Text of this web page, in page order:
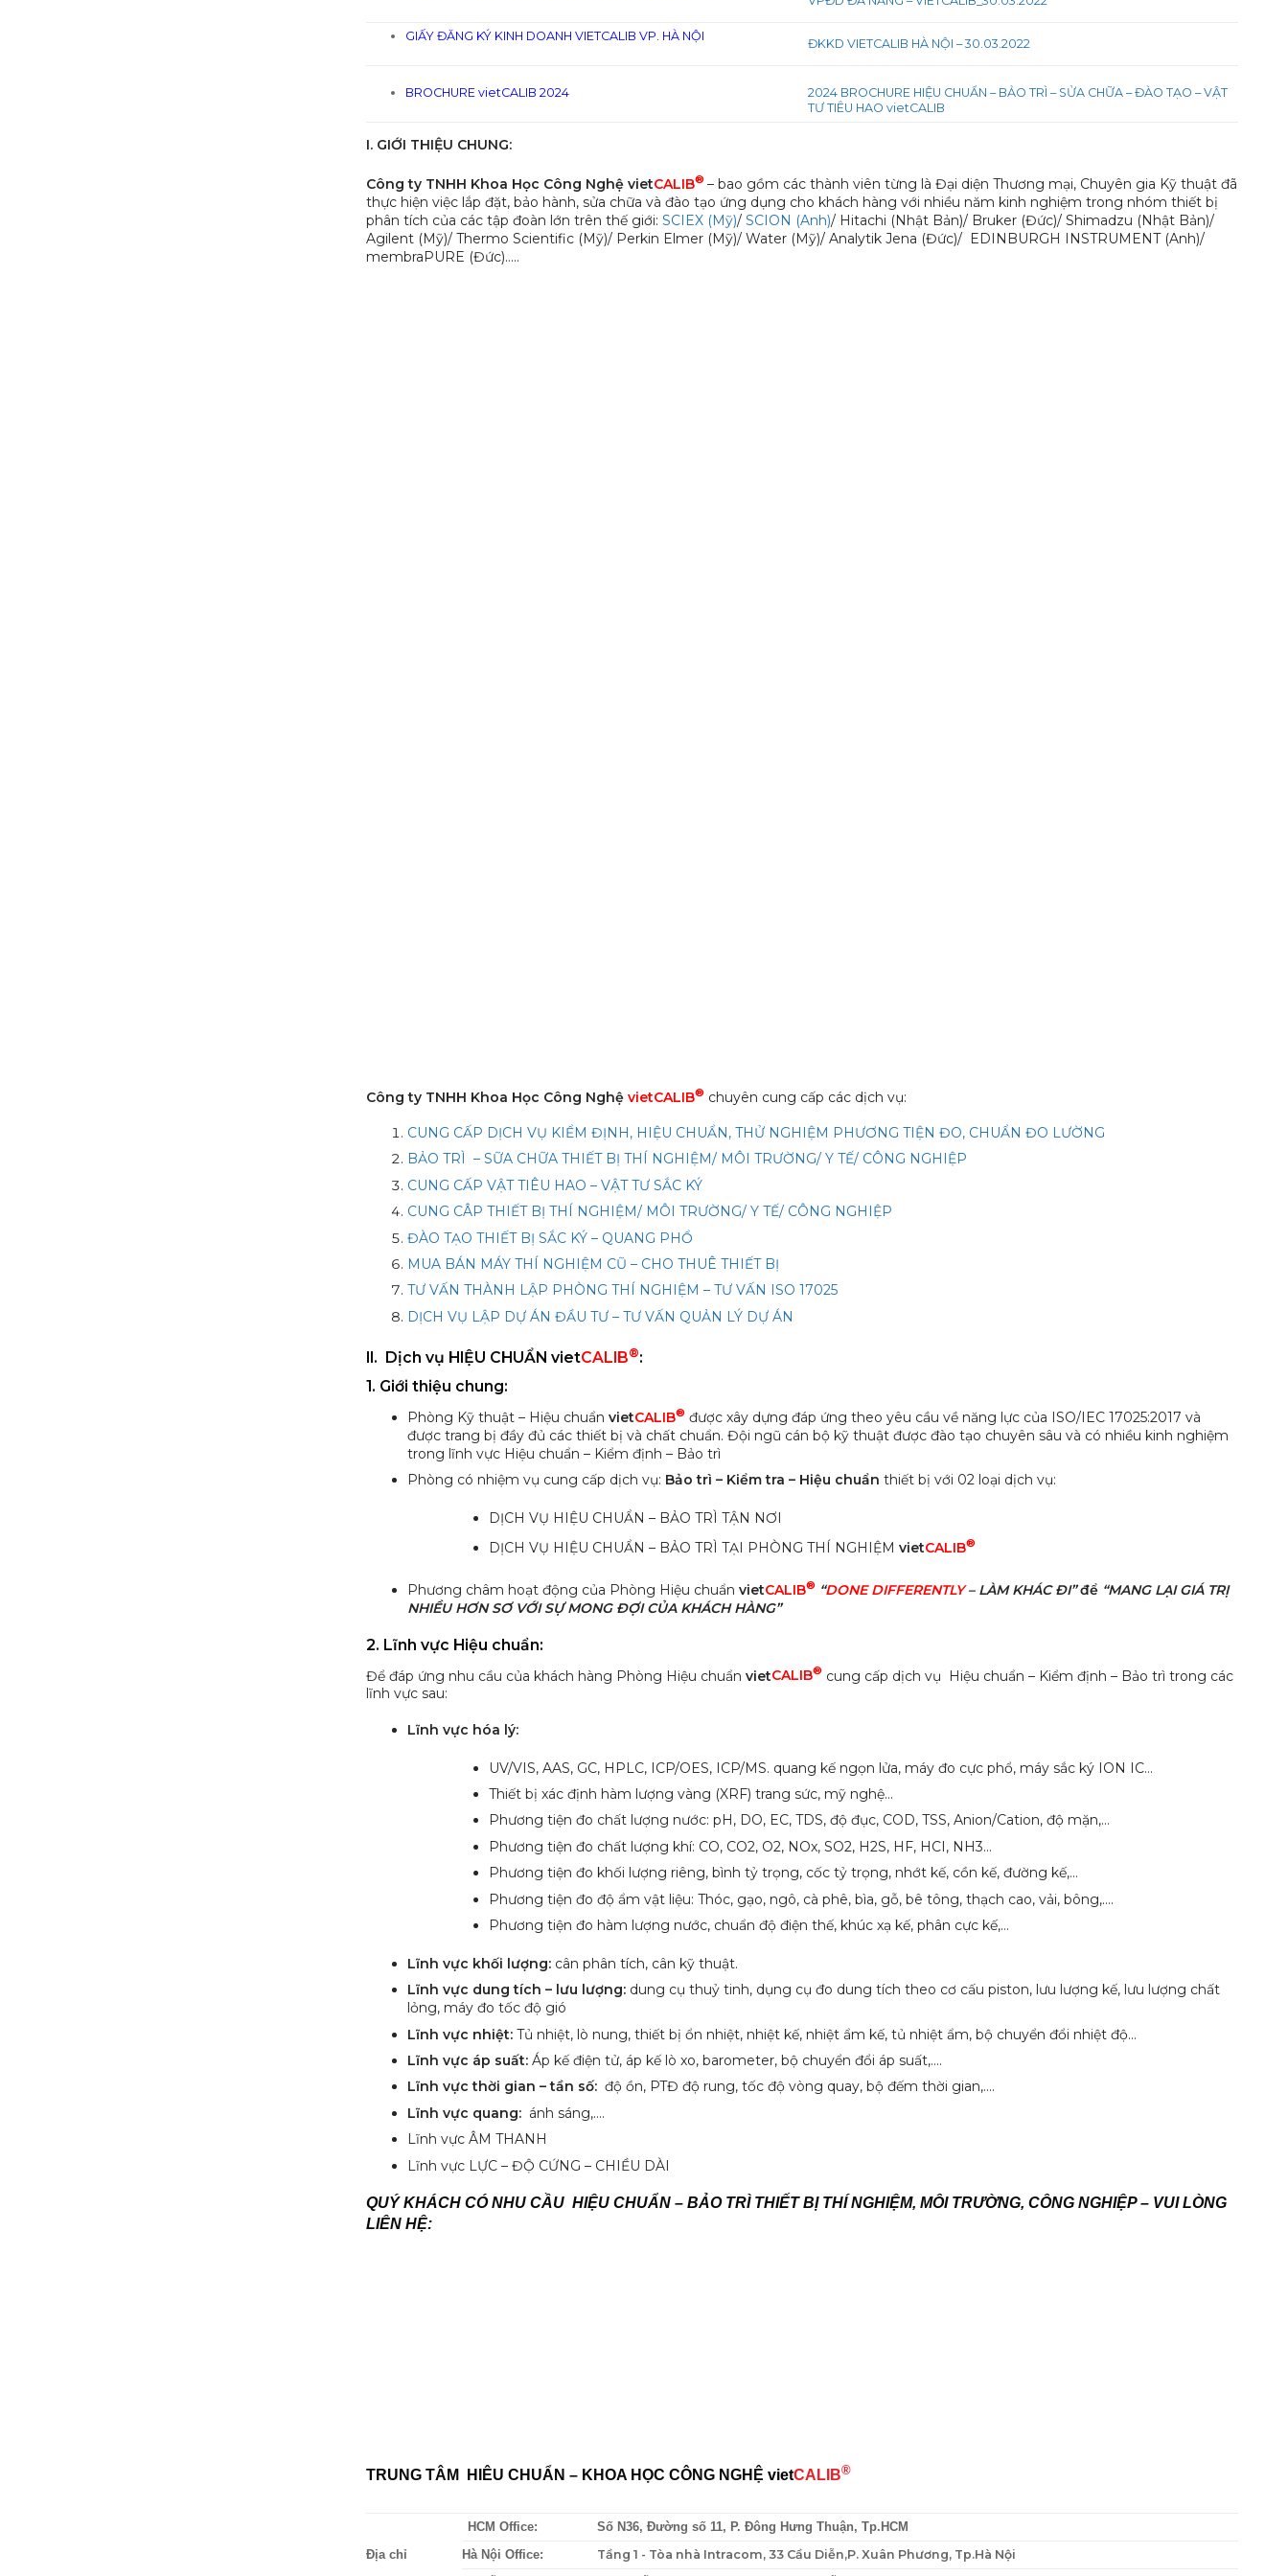
GIẤY ĐĂNG KÝ KINH DOANH VIETCALIB VP. HÀ NỘI
ĐKKD VIETCALIB HÀ NỘI – 30.03.2022
BROCHURE vietCALIB 2024
2024 BROCHURE HIỆU CHUẨN – BẢO TRÌ – SỬA CHỮA – ĐÀO TẠO – VẬT
TƯ TIÊU HAO vietCALIB
I. GIỚI THIỆU CHUNG:
Công ty TNHH Khoa Học Công Nghệ vietCALIB® – bao gồm các thành viên từng là Đại diện Thương mại, Chuyên gia Kỹ thuật đã
thực hiện việc lắp đặt, bảo hành, sửa chữa và đào tạo ứng dụng cho khách hàng với nhiều năm kinh nghiệm trong nhóm thiết bị
phân tích của các tập đoàn lớn trên thế giới: SCIEX (Mỹ)/ SCION (Anh)/ Hitachi (Nhật Bản)/ Bruker (Đức)/ Shimadzu (Nhật Bản)/
Agilent (Mỹ)/ Thermo Scientific (Mỹ)/ Perkin Elmer (Mỹ)/ Water (Mỹ)/ Analytik Jena (Đức)/ EDINBURGH INSTRUMENT (Anh)/
membraPURE (Đức)…..
Công ty TNHH Khoa Học Công Nghệ vietCALIB® chuyên cung cấp các dịch vụ:
CUNG CẤP DỊCH VỤ KIỂM ĐỊNH, HIỆU CHUẨN, THỬ NGHIỆM PHƯƠNG TIỆN ĐO, CHUẨN ĐO LƯỜNG
BẢO TRÌ – SỮA CHỮA THIẾT BỊ THÍ NGHIỆM/ MÔI TRƯỜNG/ Y TẾ/ CÔNG NGHIỆP
CUNG CẤP VẬT TIÊU HAO – VẬT TƯ SẮC KÝ
CUNG CÂP THIẾT BỊ THÍ NGHIỆM/ MÔI TRƯỜNG/ Y TẾ/ CÔNG NGHIỆP
ĐÀO TẠO THIẾT BỊ SẮC KÝ – QUANG PHỔ
MUA BÁN MÁY THÍ NGHIỆM CŨ – CHO THUÊ THIẾT BỊ
TƯ VẤN THÀNH LẬP PHÒNG THÍ NGHIỆM – TƯ VẤN ISO 17025
DỊCH VỤ LẬP DỰ ÁN ĐẦU TƯ – TƯ VẤN QUẢN LÝ DỰ ÁN
II. Dịch vụ HIỆU CHUẨN vietCALIB®:
1. Giới thiệu chung:
Phòng Kỹ thuật – Hiệu chuẩnvietCALIB® được xây dựng đáp ứng theo yêu cầu về năng lực của ISO/IEC 17025:2017 và
được trang bị đầy đủ các thiết bị và chất chuẩn.Đội ngũ cán bộ kỹ thuật được đào tạo chuyên sâu và có nhiều kinh nghiệm
trong lĩnh vực Hiệu chuẩn – Kiểm định – Bảo trì
Phòng có nhiệm vụ cung cấp dịch vụ: Bảo trì – Kiểm tra – Hiệu chuẩn thiết bị với 02 loại dịch vụ:
DỊCH VỤ HIỆU CHUẨN – BẢO TRÌ TẬN NƠI
DỊCH VỤ HIỆU CHUẨN – BẢO TRÌ TẠI PHÒNG THÍ NGHIỆMvietCALIB®
Phương châm hoạt động của Phòng Hiệu chuẩnvietCALIB® “DONE DIFFERENTLY– LÀM KHÁC ĐI”để “MANG LẠI GIÁ TRỊ
NHIỀU HƠN SƠ VỚI SỰ MONG ĐỢI CỦA KHÁCH HÀNG”
2. Lĩnh vực Hiệu chuẩn:
Để đáp ứng nhu cầu của khách hàng Phòng Hiệu chuẩn vietCALIB® cung cấp dịch vụ Hiệu chuẩn – Kiểm định – Bảo trì trong các
lĩnh vực sau:
Lĩnh vực hóa lý:
UV/VIS, AAS, GC, HPLC, ICP/OES, ICP/MS. quang kế ngọn lửa, máy đo cực phổ, máy sắc ký ION IC…
Thiết bị xác định hàm lượng vàng (XRF) trang sức, mỹ nghệ…
Phương tiện đo chất lượng nước: pH, DO, EC, TDS, độ đục, COD, TSS, Anion/Cation, độ mặn,…
Phương tiện đo chất lượng khí: CO, CO2, O2, NOx, SO2, H2S, HF, HCI, NH3…
Phương tiện đo khối lượng riêng, bình tỷ trọng, cốc tỷ trọng, nhớt kế, cồn kế, đường kế,…
Phương tiện đo độ ẩm vật liệu: Thóc, gạo, ngô, cà phê, bìa, gỗ, bê tông, thạch cao, vải, bông,….
Phương tiện đo hàm lượng nước, chuẩn độ điện thế, khúc xạ kế, phân cực kế,…
Lĩnh vực khối lượng: cân phân tích, cân kỹ thuật.
Lĩnh vực dung tích – lưu lượng: dung cụ thuỷ tinh, dụng cụ đo dung tích theo cơ cấu piston, lưu lượng kế, lưu lượng chất
lỏng, máy đo tốc độ gió
Lĩnh vực nhiệt:Tủ nhiệt, lò nung, thiết bị ổn nhiệt, nhiệt kế, nhiệt ẩm kế, tủ nhiệt ẩm, bộ chuyển đổi nhiệt độ…
Lĩnh vực áp suất:Áp kế điện tử, áp kế lò xo, barometer, bộ chuyển đổi áp suất,….
Lĩnh vực thời gian – tần số: độ ồn, PTĐ độ rung, tốc độ vòng quay, bộ đếm thời gian,….
Lĩnh vực quang: ánh sáng,….
Lĩnh vực ÂM THANH
Lĩnh vực LỰC – ĐỘ CỨNG – CHIỀU DÀI
QUÝ KHÁCH CÓ NHU CẦU HIỆU CHUẨN – BẢO TRÌ THIẾT BỊ THÍ NGHIỆM, MÔI TRƯỜNG, CÔNG NGHIỆP – VUI LÒNG
LIÊN HỆ:
TRUNG TÂM HIÊU CHUẨN – KHOA HỌC CÔNG NGHỆ vietCALIB®
Địa chỉ
HCM Office: Số N36, Đường số 11, P. Đông Hưng Thuận, Tp.HCM
Hà Nội Office: Tầng 1 - Tòa nhà Intracom, 33 Cầu Diễn,P. Xuân Phương, Tp.Hà Nội